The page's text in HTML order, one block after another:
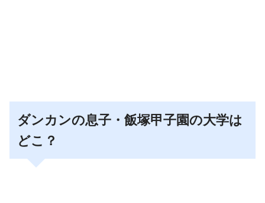
ダンカンの息子・飯塚甲子園の大学は
どこ？